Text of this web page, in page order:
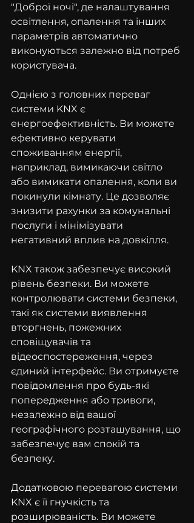
"Доброї ночі", де налаштування
освітлення, опалення та інших
параметрів автоматично
виконуються залежно від потреб
користувача.
Однією з головних переваг
системи KNX є
енергоефективність. Ви можете
ефективно керувати
споживанням енергії,
наприклад, вимикаючи світло
або вимикати опалення, коли ви
покинули кімнату. Це дозволяє
знизити рахунки за комунальні
послуги і мінімізувати
негативний вплив на довкілля.
KNX також забезпечує високий
рівень безпеки. Ви можете
контролювати системи безпеки,
такі як системи виявлення
вторгнень, пожежних
сповіщувачів та
відеоспостереження, через
єдиний інтерфейс. Ви отримуєте
повідомлення про будь-які
попередження або тривоги,
незалежно від вашої
географічного розташування, що
забезпечує вам спокій та
безпеку.
Додатковою перевагою системи
KNX є її гнучкість та
розширюваність. Ви можете